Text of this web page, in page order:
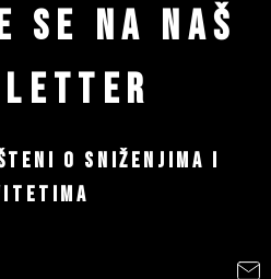
SE NA NAŠ
O SNIŽENJIMA I